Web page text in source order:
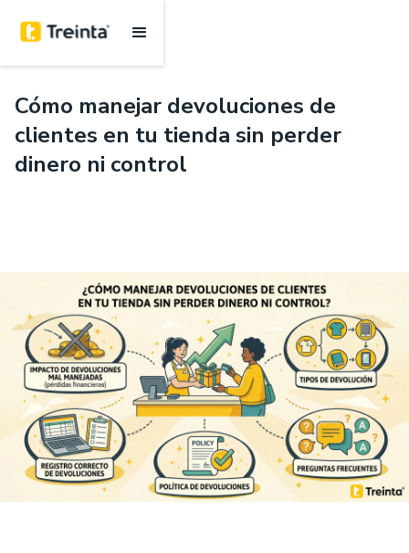
Cómo manejar devoluciones de
clientes en tu tienda sin perder
dinero ni control